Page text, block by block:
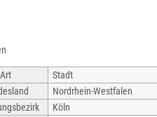
Art
Stadt
Nordrhein-Westfalen
Köln